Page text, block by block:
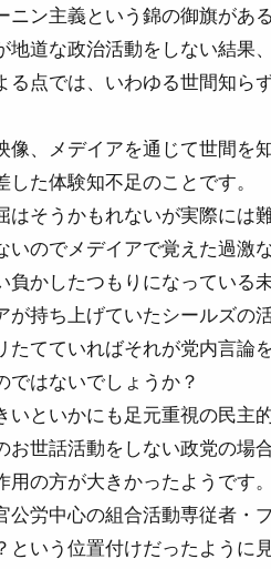
ニン主義という錦の御旗があ
地道な政治活動をしない結果
る点では、いわゆる世間知ら
像、メデイアを通じて世間を
た体験知不足のことです。
はそうかもれないが実際には
いのでメデイアで覚えた過激
負かしたつもりになっている
が持ち上げていたシールズの
たてていればそれが党内言論
ではないでしょうか？
いといかにも足元重視の民主
お世話活動をしない政党の場
用の方が大きかったようです
公労中心の組合活動専従者・
という位置付けだったように